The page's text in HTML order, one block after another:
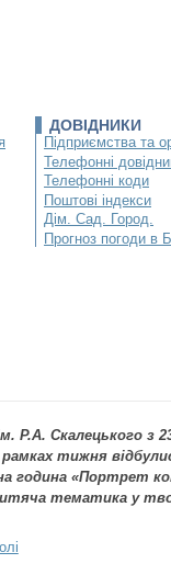
ДОВІДНИКИ
Підприємства та
Телефонні
Телефонні коди
Поштові індекси
Дім. Сад. Город.
Прогноз погоди в
Р.А. Скалецького з
тижня
година «Портрет
тематика у